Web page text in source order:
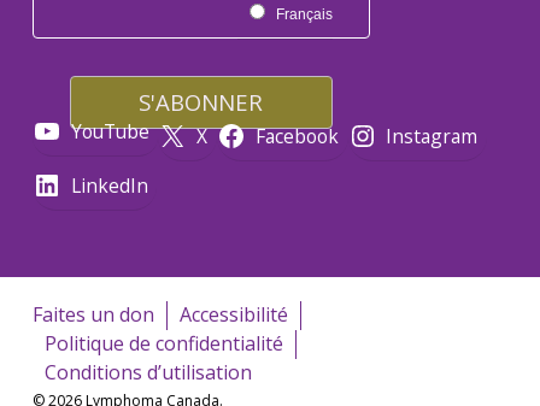
Français
YouTube X Facebook
Instagram
LinkedIn
Faites un don
Accessibilité
Politique de confidentialité
Conditions d’utilisation
© 2026 Lymphoma Canada.